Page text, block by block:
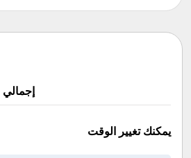
إجمالي
يمكنك تغيير الوقت